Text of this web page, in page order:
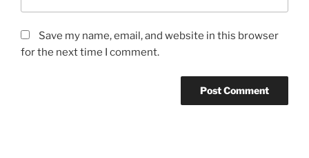
Save my name, email, and website in this browser
for the next time I comment.